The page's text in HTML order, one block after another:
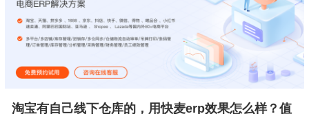
淘宝有自己线下仓库的，用快麦erp效果怎么样？值